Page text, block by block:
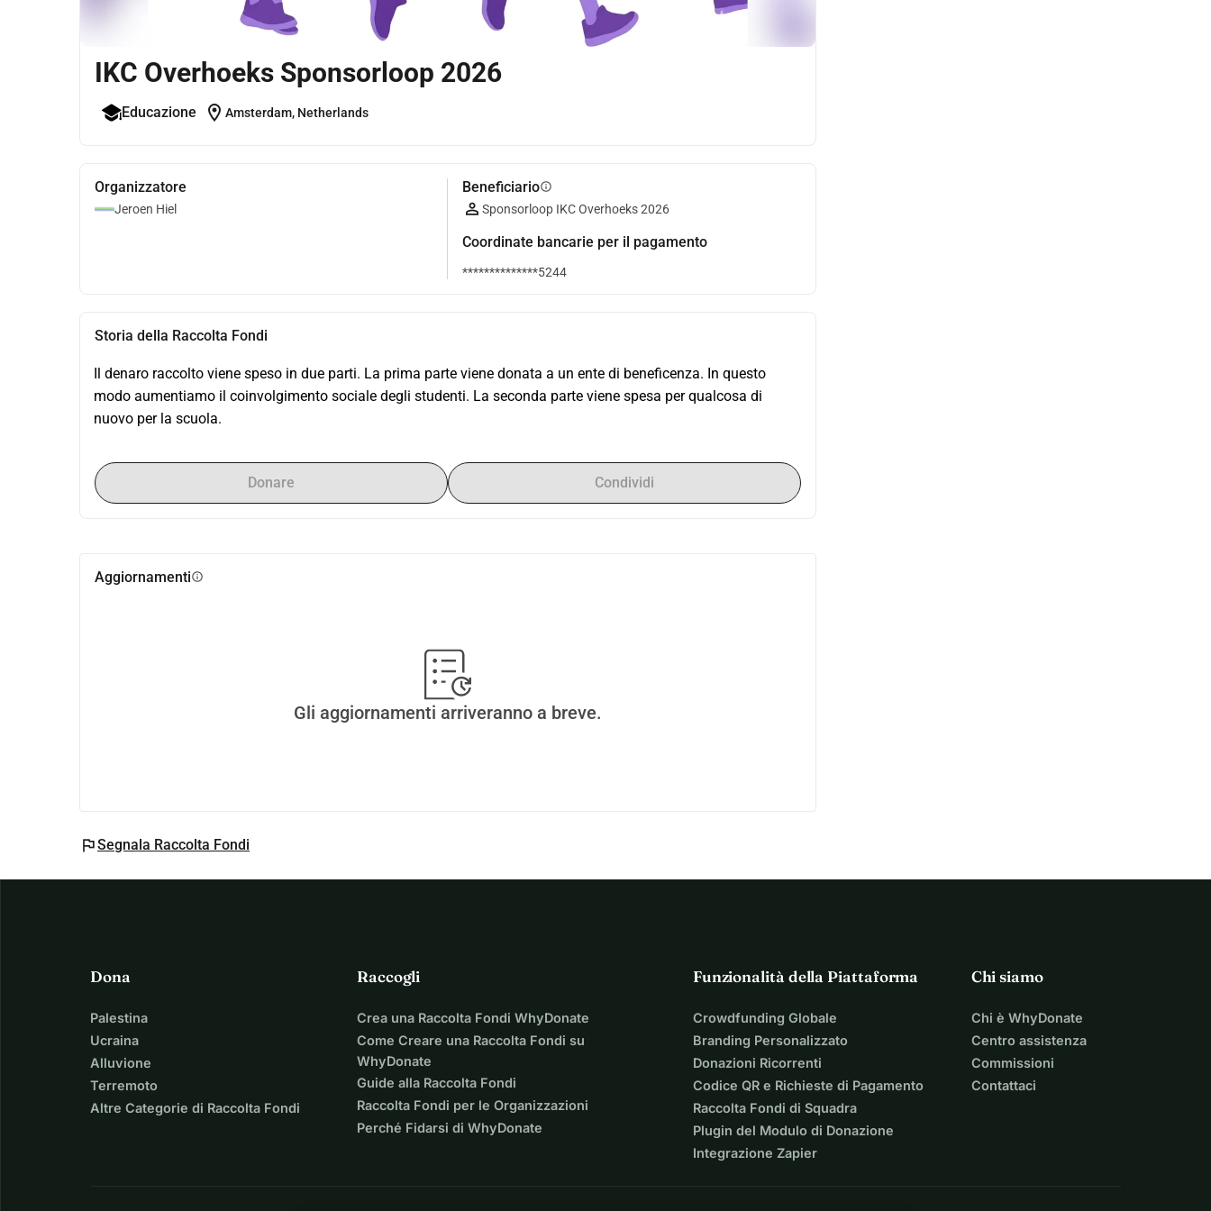
IKC Overhoeks Sponsorloop 2026
Educazione location_on Amsterdam, Netherlands
Organizzatore
Jeroen Hiel
Beneficiarioinfo
Sponsorloop IKC Overhoeks 2026
Coordinate bancarie per il pagamento
**************5244
Storia della Raccolta Fondi
Il denaro raccolto viene speso in due parti. La prima parte viene donata a un ente di beneficenza. In questo
modo aumentiamo il coinvolgimento sociale degli studenti. La seconda parte viene spesa per qualcosa di
nuovo per la scuola.
Donare Condividi
Aggiornamentiinfo
Gli aggiornamenti arriveranno a breve.
flagSegnala Raccolta Fondi
Dona
Palestina
Ucraina
Alluvione
Terremoto
Altre Categorie di Raccolta Fondi
Raccogli
Crea una Raccolta Fondi WhyDonate
Come Creare una Raccolta Fondi su
WhyDonate
Guide alla Raccolta Fondi
Raccolta Fondi per le Organizzazioni
Perché Fidarsi di WhyDonate
Funzionalità della Piattaforma
Crowdfunding Globale
Branding Personalizzato
Donazioni Ricorrenti
Codice QR e Richieste di Pagamento
Raccolta Fondi di Squadra
Plugin del Modulo di Donazione
Integrazione Zapier
Chi siamo
Chi è WhyDonate
Centro assistenza
Commissioni
Contattaci